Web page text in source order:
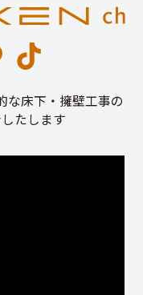
な床下・擁壁工事の
たします